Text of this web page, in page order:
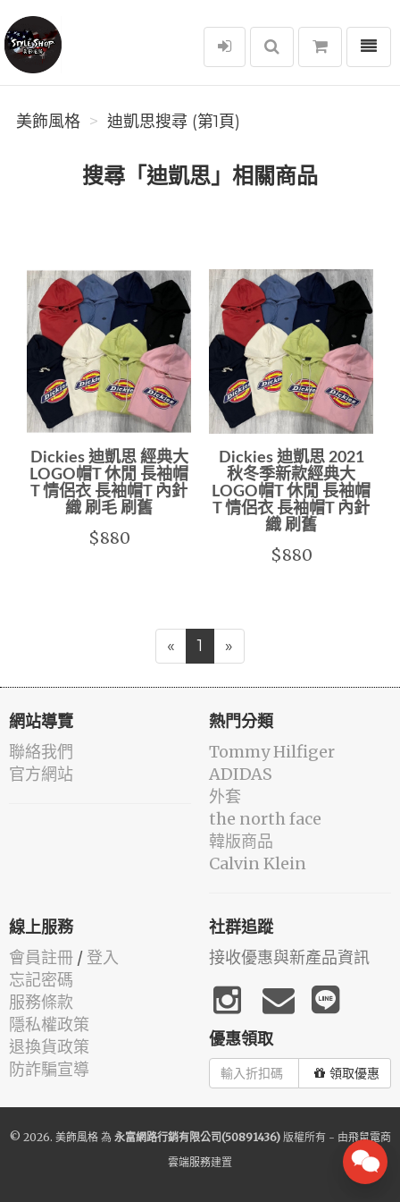
美飾風格
選單
美飾風格 迪凱思搜尋 (第1頁)
搜尋「迪凱思」相關商品
Dickies 迪凱思 經典大
LOGO帽T 休閒 長袖帽
T 情侶衣 長袖帽T 內針
織 刷毛 刷舊
$880
Dickies 迪凱思 2021
秋冬季新款經典大
LOGO帽T 休閒 長袖帽
T 情侶衣 長袖帽T 內針
織 刷舊
$880
« 1 »
網站導覽
聯絡我們
官方網站
熱門分類
Tommy Hilfiger
ADIDAS
外套
the north face
韓版商品
Calvin Klein
線上服務
會員註冊 / 登入
忘記密碼
服務條款
隱私權政策
退換貨政策
防詐騙宣導
社群追蹤
接收優惠與新產品資訊
優惠領取
領取優惠
© 2026. 美飾風格為 永富網路行銷有限公司(50891436)版權所有 - 由飛鼠電商
雲端服務建置